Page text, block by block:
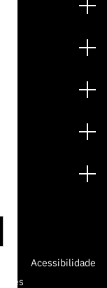
–
Acessibilidade